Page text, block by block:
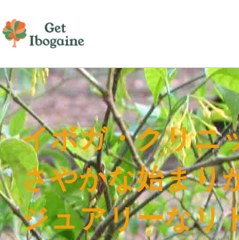
容
ス
キ
ッ
プ イボガ・クリニ
さやかな始まり
ジュアリーなリ